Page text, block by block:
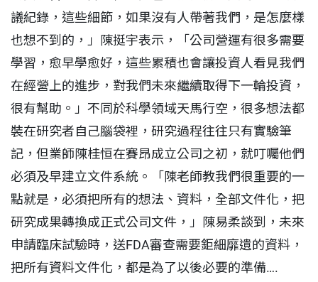
議紀錄，這些細節，如果沒有人帶著我們，是怎麼樣
也想不到的，」陳挺宇表示，「公司營運有很多需要
學習，愈早學愈好，這些累積也會讓投資人看見我們
在經營上的進步，對我們未來繼續取得下一輪投資，
很有幫助。」不同於科學領域天馬行空，很多想法都
裝在研究者自己腦袋裡，研究過程往往只有實驗筆
記，但業師陳桂恒在賽昂成立公司之初，就叮囑他們
必須及早建立文件系統。「陳老師教我們很重要的一
點就是，必須把所有的想法、資料，全部文件化，把
研究成果轉換成正式公司文件，」陳易柔談到，未來
申請臨床試驗時，送FDA審查需要鉅細靡遺的資料，
把所有資料文件化，都是為了以後必要的準備….